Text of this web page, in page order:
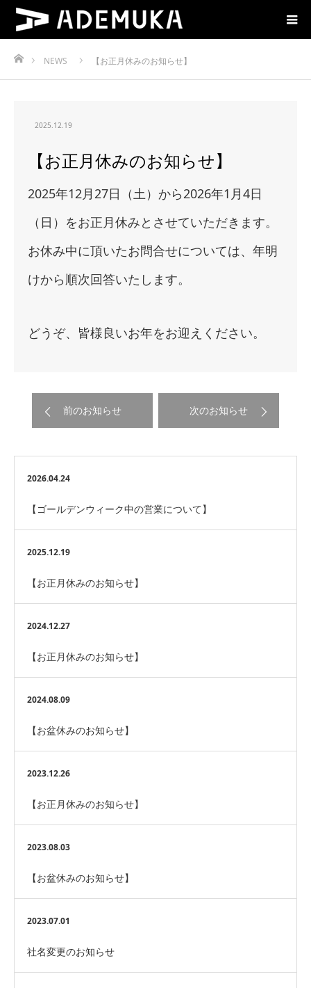
ホーム
NEWS 【お正月休みのお知らせ】
2025.12.19
【お正月休みのお知らせ】
2025年12月27日（土）から2026年1月4日
（日）をお正月休みとさせていただきます。
お休み中に頂いたお問合せについては、年明
けから順次回答いたします。
どうぞ、皆様良いお年をお迎えください。
前のお知らせ 次のお知らせ
2026.04.24
【ゴールデンウィーク中の営業について】
2025.12.19
【お正月休みのお知らせ】
2024.12.27
【お正月休みのお知らせ】
2024.08.09
【お盆休みのお知らせ】
2023.12.26
【お正月休みのお知らせ】
2023.08.03
【お盆休みのお知らせ】
2023.07.01
社名変更のお知らせ